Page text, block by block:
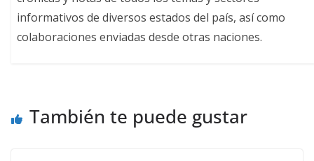
informativos de diversos estados del país, así como
colaboraciones enviadas desde otras naciones.
También te puede gustar